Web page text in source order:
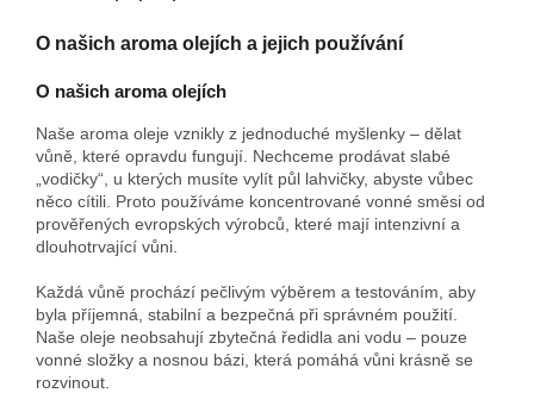
O našich aroma olejích a jejich používání
O našich aroma olejích
Naše aroma oleje vznikly z jednoduché myšlenky – dělat
vůně, které opravdu fungují. Nechceme prodávat slabé
„vodičky“, u kterých musíte vylít půl lahvičky, abyste vůbec
něco cítili. Proto používáme koncentrované vonné směsi od
prověřených evropských výrobců, které mají intenzivní a
dlouhotrvající vůni.
Každá vůně prochází pečlivým výběrem a testováním, aby
byla příjemná, stabilní a bezpečná při správném použití.
Naše oleje neobsahují zbytečná ředidla ani vodu – pouze
vonné složky a nosnou bázi, která pomáhá vůni krásně se
rozvinout.